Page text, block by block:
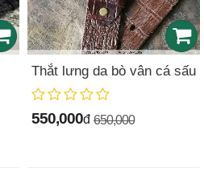
Thắt lưng da bò vân cá sấu
550,000đ 650,000